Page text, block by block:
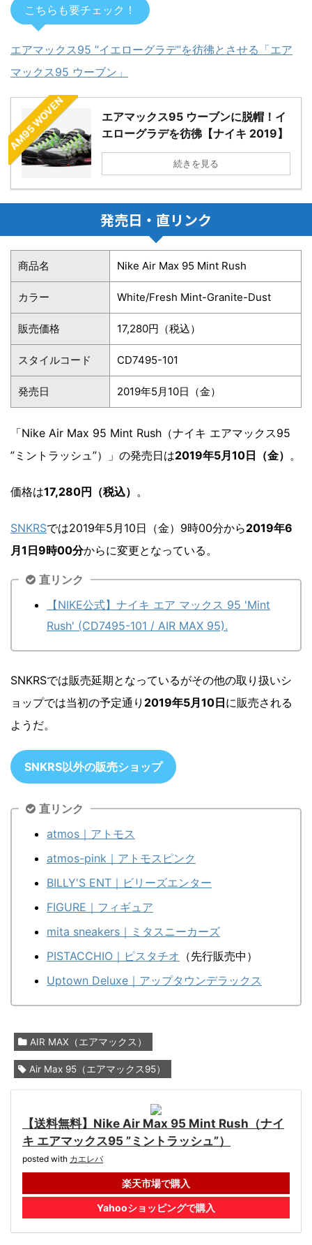
こちらも要チェック！
エアマックス95 ”イエローグラデ”を彷彿とさせる「エア
マックス95 ウーブン」
AM95 WOVEN
エアマックス95 ウーブンに脱帽！イ
エローグラデを彷彿【ナイキ 2019】
続きを見る
発売日・直リンク
商品名 Nike Air Max 95 Mint Rush
カラー White/Fresh Mint-Granite-Dust
販売価格 17,280円（税込）
スタイルコード CD7495-101
発売日 2019年5月10日（金）
「Nike Air Max 95 Mint Rush（ナイキ エアマックス95
”ミントラッシュ”）」の発売日は2019年5月10日（金） 。
価格は17,280円（税込） 。
SNKRSでは2019年5月10日（金）9時00分から2019年6
月1日9時00分からに変更となっている。
直リンク
【NIKE公式】ナイキ エア マックス 95 'Mint
Rush' (CD7495-101 / AIR MAX 95).
SNKRSでは販売延期となっているがその他の取り扱いシ
ョップでは当初の予定通り 2019年5月10日に販売される
ようだ。
SNKRS以外の販売ショップ
直リンク
atmos｜アトモス
atmos-pink｜アトモスピンク
BILLY'S ENT｜ビリーズエンター
FIGURE｜フィギュア
mita sneakers｜ミタスニーカーズ
PISTACCHIO｜ピスタチオ （先行販売中）
Uptown Deluxe｜アップタウンデラックス
AIR MAX（エアマックス）
Air Max 95（エアマックス95）
【送料無料】Nike Air Max 95 Mint Rush（ナイ
キ エアマックス95 ”ミントラッシュ”）
posted with カエレバ
楽天市場で購入
Yahooショッピングで購入